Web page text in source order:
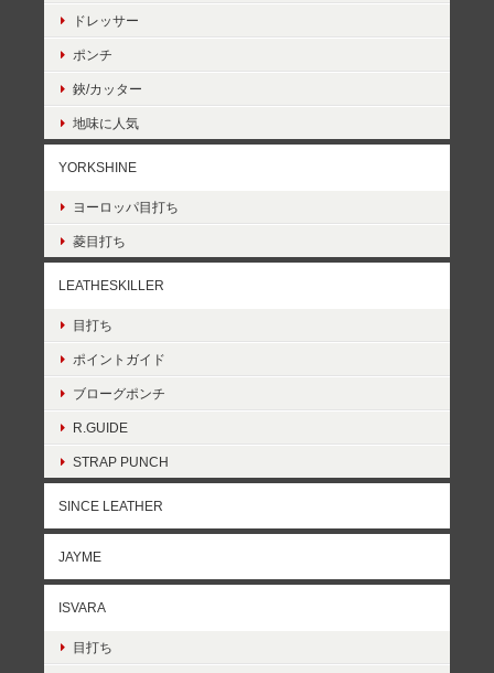
ドレッサー
ポンチ
鋏/カッター
地味に人気
YORKSHINE
ヨーロッパ目打ち
菱目打ち
LEATHESKILLER
目打ち
ポイントガイド
ブローグポンチ
R.GUIDE
STRAP PUNCH
SINCE LEATHER
JAYME
ISVARA
目打ち